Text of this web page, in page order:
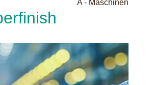
A - Maschinen